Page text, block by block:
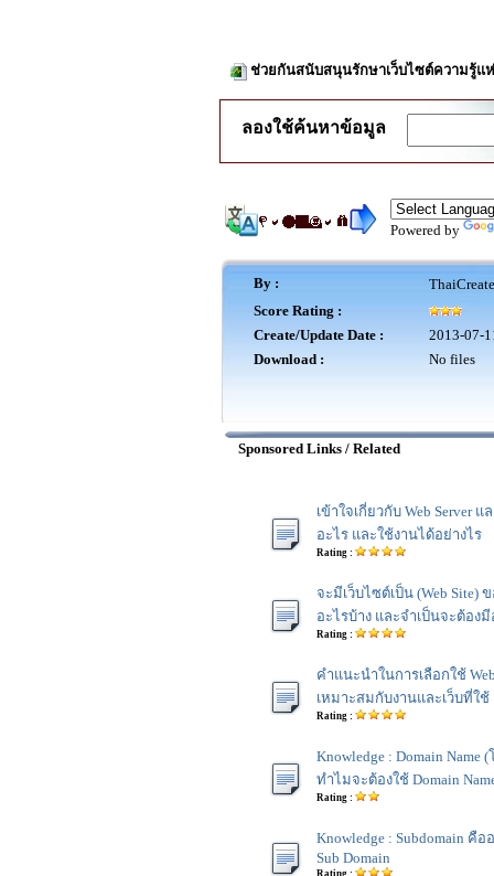
ช่วยกันสนับสนุนรักษาเว็บไซต์ความรู้แ
ลองใช้ค้นหาข้อมูล
Powered by
By :
Score Rating :
Create/Update Date :
2013-07-
Download :
No files
Sponsored Links / Related
เข้าใจเกี่ยวกับ Web Server แ
อะไร และใช้งานได้อย่างไร
Rating :
จะมีเว็บไซต์เป็น (Web Site)
อะไรบ้าง และจำเป็นจะต้องมี
Rating :
คำแนะนำในการเลือกใช้
เหมาะสมกับงานและเว็บที่ใช้
Rating :
Knowledge : Domain Name
ทำไมจะต้องใช้ Domain
Rating :
Knowledge : Subdomain คื
Sub Domain
Rating :